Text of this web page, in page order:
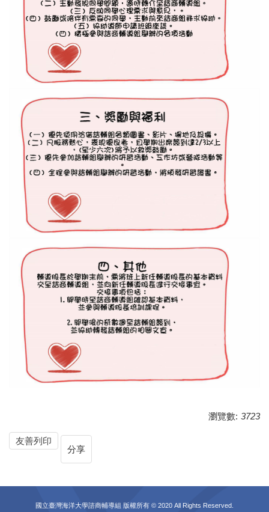
瀏覽數: 3723
友善列印
分享
國立臺灣海洋大學諮商輔導組 版權所有 © 2020 All Rights Reserved.